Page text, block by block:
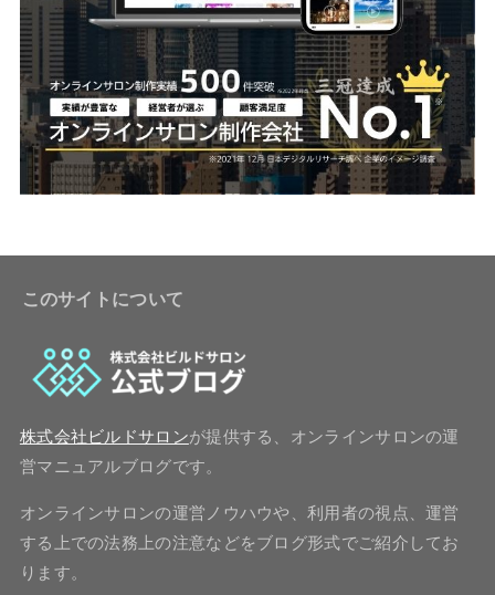
このサイトについて
株式会社ビルドサロンが提供する、オンラインサロンの運
営マニュアルブログです。
オンラインサロンの運営ノウハウや、利用者の視点、運営
する上での法務上の注意などをブログ形式でご紹介してお
ります。